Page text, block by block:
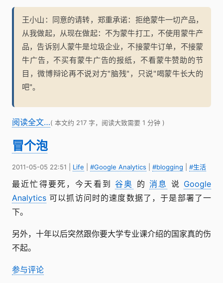
王小山：同意的请转，郑重承诺：拒绝蒙牛一切产品，
从我做起，从现在做起：不为蒙牛打工，不使用蒙牛产
品，告诉别人蒙牛是垃圾企业，不接蒙牛订单，不接蒙
牛广告，不买有蒙牛广告的报纸，不看蒙牛赞助的节
目，微博辩论再不说对方"脑残"，只说"喝蒙牛长大的
吧"。
阅读全文…( 本文约 217 字，阅读大致需要 1 分钟 )
冒个泡
2011-05-05 22:51 Life #Google Analytics #blogging #生活
最近忙得要死，今天看到谷奥 的消息 说 Google
Analytics 可以抓访问时的速度数据了，于是部署了一
下。
另外，十年以后突然跟你要大学专业课介绍的国家真的伤
不起。
参与评论